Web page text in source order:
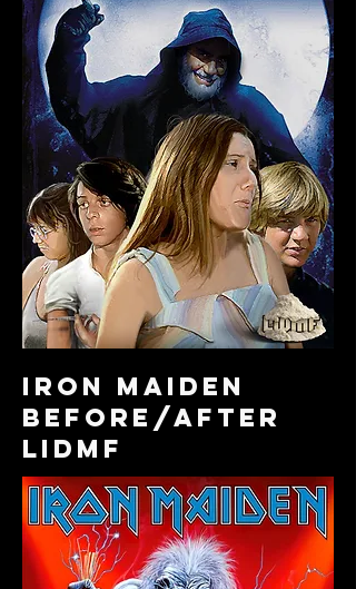
iron maiden
before/after
lidmf